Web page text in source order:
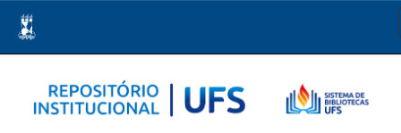
navigation